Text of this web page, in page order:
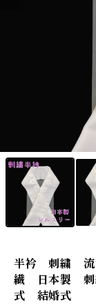
半衿 刺繍
繊 日本製
式 結婚式